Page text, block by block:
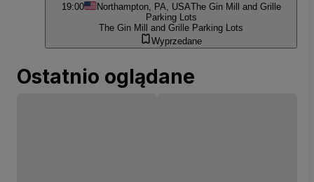
19:00 Northampton, PA, USAThe Gin Mill and Grille
Parking Lots
The Gin Mill and Grille Parking Lots
Wyprzedane
Ostatnio oglądane